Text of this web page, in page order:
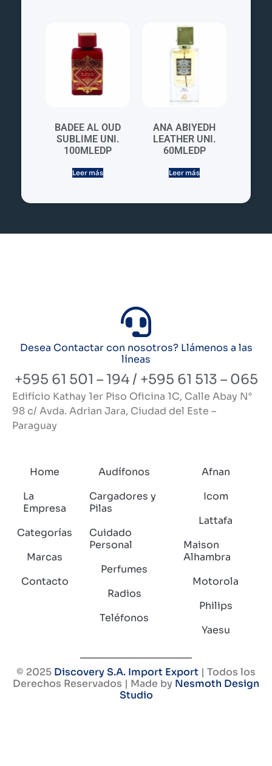
BADEE AL OUD
SUBLIME UNI.
100MLEDP
Leer más
ANA ABIYEDH
LEATHER UNI.
60MLEDP
Leer más
Desea Contactar con nosotros? Llámenos a las
líneas
+595 61 501 – 194 / +595 61 513 – 065
Edifício Kathay 1er Piso Oficina 1C, Calle Abay N°
98 c/ Avda. Adrian Jara, Ciudad del Este –
Paraguay
Home
La
Empresa
Categorías
Marcas
Contacto
Audífonos
Cargadores y
Pilas
Cuidado
Personal
Perfumes
Radios
Teléfonos
Afnan
Icom
Lattafa
Maison
Alhambra
Motorola
Philips
Yaesu
© 2025 Discovery S.A. Import Export | Todos los
Derechos Reservados | Made by Nesmoth Design
Studio